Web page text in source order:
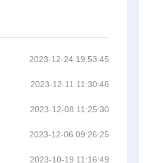
2023-12-24 19:53:45
2023-12-11 11:30:46
2023-12-08 11:25:30
2023-12-06 09:26:25
2023-10-19 11:16:49